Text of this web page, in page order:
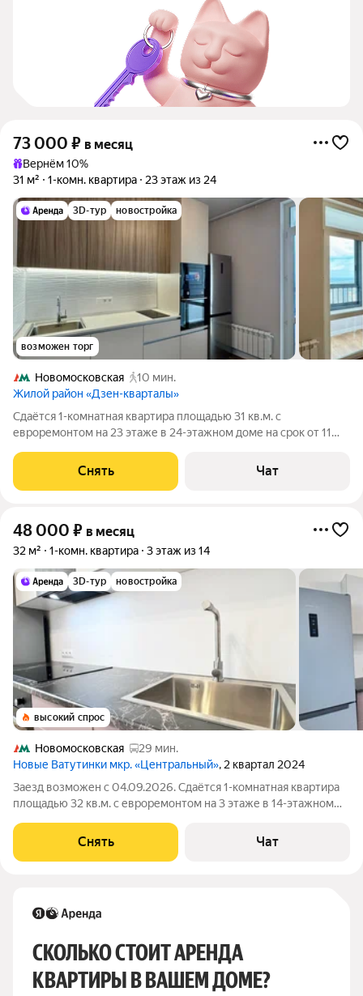
73 000 ₽ в месяц
Вернём 10%
31 м²
1-комн. квартира 23 этаж из 24
3D-тур новостройка
возможен торг
Новомосковская
10 мин.
Жилой район «Дзен-кварталы»
Сдаётся 1-комнатная квартира площадью 31 кв.м. с
евроремонтом на 23 этаже в 24-этажном доме на срок от 11
Холодильник Кондиционер Микроволновка Дом - монолитный,
окна выходят на улицу. В
Снять Чат
48 000 ₽ в месяц
32 м² 1-комн. квартира 3 этаж из 14
3D-тур новостройка
высокий спрос
Новомосковская
29 мин.
Новые Ватутинки мкр. «Центральный», 2 квартал 2024
Заезд возможен с 04.09.2026. Сдаётся 1-комнатная квартира
площадью 32 кв.м. с евроремонтом на 3 этаже в 14-этажном
Духовой шкаф Стиральная машина Холодильник Дом -
монолитный, окна выходят во
Снять Чат
СКОЛЬКО СТОИТ АРЕНДА
КВАРТИРЫ В ВАШЕМ ДОМЕ?